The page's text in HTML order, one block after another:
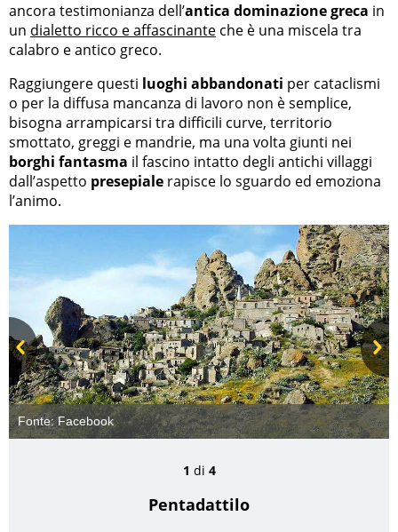
ancora testimonianza dell’antica dominazione greca in
un dialetto ricco e affascinante che è una miscela tra
calabro e antico greco.
Raggiungere questi luoghi abbandonati per cataclismi
o per la diffusa mancanza di lavoro non è semplice,
bisogna arrampicarsi tra difficili curve, territorio
smottato, greggi e mandrie, ma una volta giunti nei
borghi fantasma il fascino intatto degli antichi villaggi
dall’aspetto presepiale rapisce lo sguardo ed emoziona
l’animo.
Fonte:Facebook
Prev Next
1 di 4
Pentadattilo